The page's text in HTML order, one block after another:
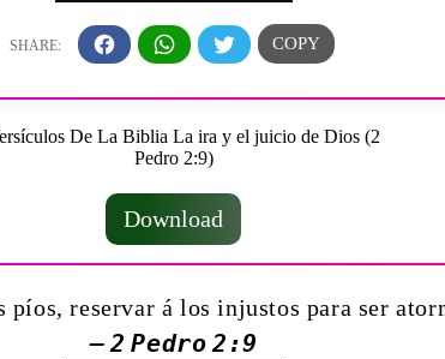
Download
píos, reservar á los injustos para ser
— 2 Pedro 2:9